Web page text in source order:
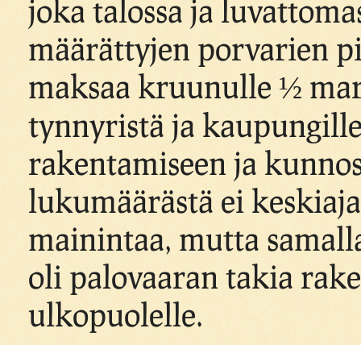
joka talossa ja
määrättyjen porvarien
maksaa kruunulle ½
tynnyristä ja
rakentamiseen ja
lukumäärästä ei
mainintaa, mutta
oli palovaaran takia
ulkopuolelle.